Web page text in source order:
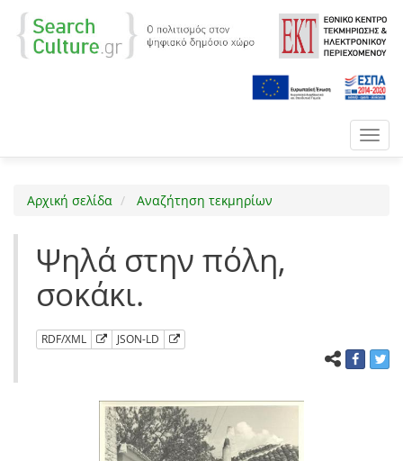
Αρχική σελίδα Αναζήτηση τεκμηρίων
Ψηλά στην πόλη,
σοκάκι.
RDF/XML JSON-LD